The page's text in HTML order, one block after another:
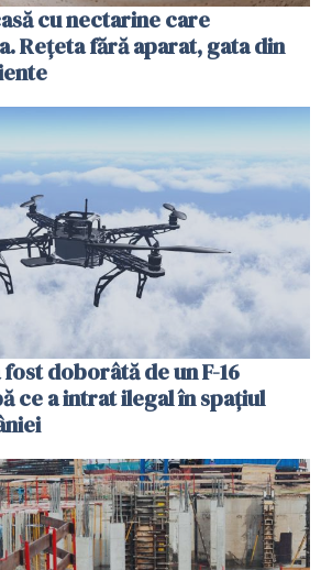
cu nectarine care
Rețeta fără aparat, gata din
doborâtă de un F-16
ce a intrat ilegal în spațiul